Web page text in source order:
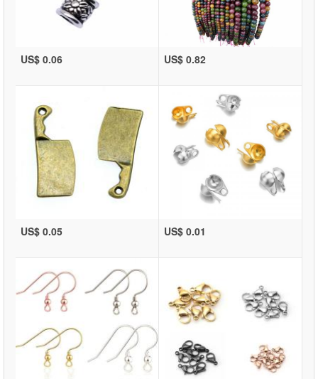
US$ 0.06 US$ 0.82
US$ 0.05 US$ 0.01